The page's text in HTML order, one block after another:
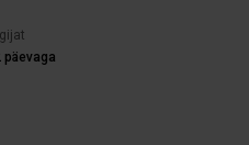
päevaga